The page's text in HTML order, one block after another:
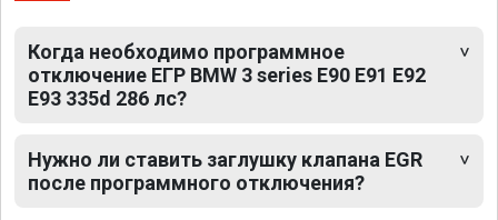
Когда необходимо программное
отключение ЕГР BMW 3 series E90 E91 E92
E93 335d 286 лс?
Нужно ли ставить заглушку клапана EGR
после программного отключения?